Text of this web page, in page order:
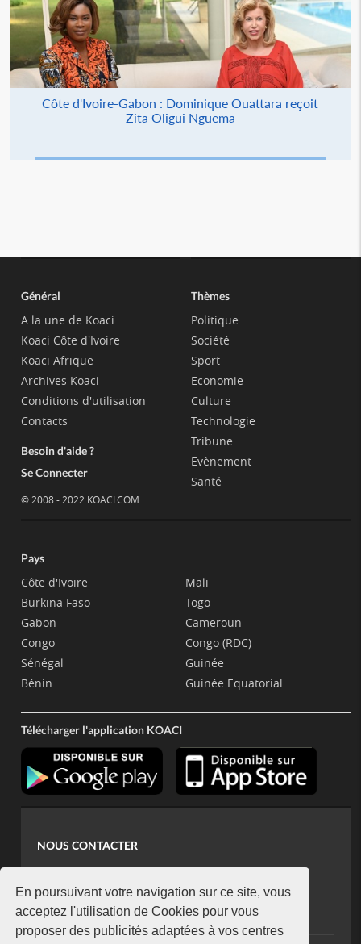
En poursuivant votre navigation sur ce site, vous
acceptez l'utilisation de Cookies pour vous
proposer des publicités adaptées à vos centres
Côte d'Ivoire-Gabon : Dominique Ouattara reçoit
Zita Oligui Nguema
Général
A la une de Koaci
Koaci Côte d'Ivoire
Koaci Afrique
Archives Koaci
Conditions d'utilisation
Contacts
Besoin d'aide ?
Se Connecter
© 2008 - 2022 KOACI.COM
Thèmes
Politique
Société
Sport
Economie
Culture
Technologie
Tribune
Evènement
Santé
Pays
Côte d'Ivoire
Burkina Faso
Gabon
Congo
Sénégal
Bénin
Mali
Togo
Cameroun
Congo (RDC)
Guinée
Guinée Equatorial
Télécharger l'application KOACI
NOUS CONTACTER
koaci@yahoo.fr
+225 07 08 85 52 93